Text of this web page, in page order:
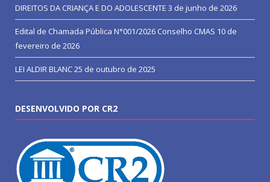
DIREITOS DA CRIANÇA E DO ADOLESCENTE 3 de junho de 2026
Edital de Chamada Pública N°001/2026 Conselho CMAS 10 de
fevereiro de 2026
LEI ALDIR BLANC25 de outubro de 2025
DESENVOLVIDO POR CR2